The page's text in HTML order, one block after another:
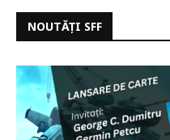
NOUTĂȚI SFF